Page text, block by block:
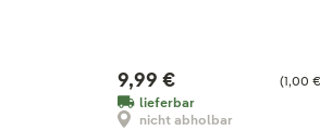
(1,00
9,99 €
lieferbar
nicht abholbar